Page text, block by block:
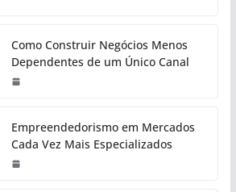
Como Construir Negócios Menos
Dependentes de um Único Canal
Empreendedorismo em Mercados
Cada Vez Mais Especializados